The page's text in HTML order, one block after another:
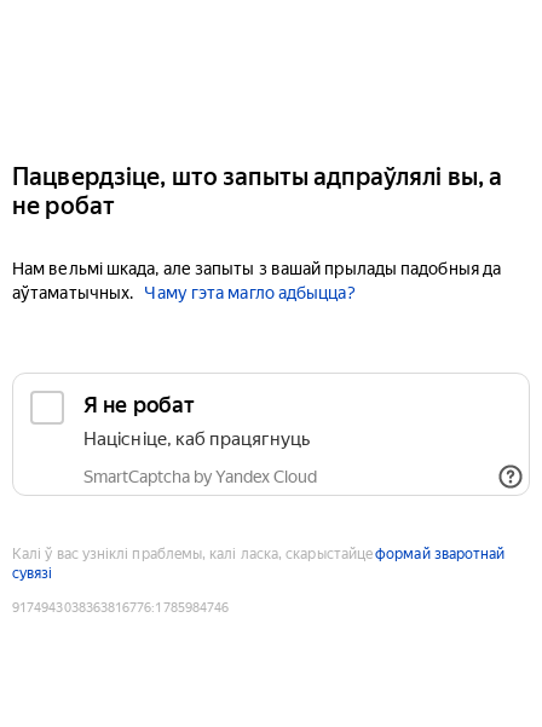
Пацвердзіце, што запыты адпраўлялі вы, а
не робат
Нам вельмі шкада, але запыты з вашай прылады падобныя да
аўтаматычных.
Чаму гэта магло адбыцца?
Я не робат
Націсніце, каб працягнуць
SmartCaptcha by Yandex Cloud
Калі ў вас узніклі праблемы, калі ласка, скарыстайцеформай зваротнай
сувязі
9174943038363816776:1785984746